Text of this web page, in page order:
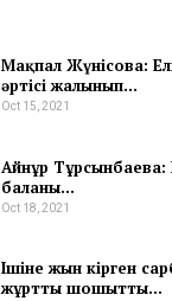
Мақпал Жүнісова:
әртісі жалынып…
Oct 15, 2021
Айнұр Тұрсынбаева:
баланы…
Oct 18, 2021
Ішіне жын кірген
жұртты шошытты…